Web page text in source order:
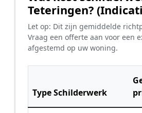
Teteringen?
Let op: Dit zijn gemiddelde
Vraag een offerte aan voor een
afgestemd op uw woning.
Type Schilderwerk